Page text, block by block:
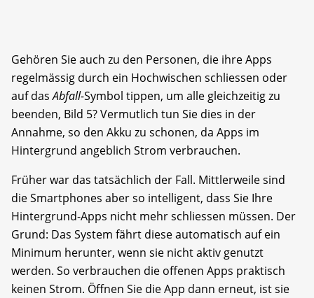
Gehören Sie auch zu den Personen, die ihre Apps
regelmässig durch ein Hochwischen schliessen oder
auf dasAbfall-Symbol tippen, um alle gleichzeitig zu
beenden, Bild 5? Vermutlich tun Sie dies in der
Annahme, so den Akku zu schonen, da Apps im
Hintergrund angeblich Strom verbrauchen.
Früher war das tatsächlich der Fall. Mittlerweile sind
die Smartphones aber so intelligent, dass Sie Ihre
Hintergrund-Apps nicht mehr schliessen müssen. Der
Grund: Das System fährt diese automatisch auf ein
Minimum herunter, wenn sie nicht aktiv genutzt
werden. So verbrauchen die offenen Apps praktisch
keinen Strom. Öffnen Sie die App dann erneut, ist sie